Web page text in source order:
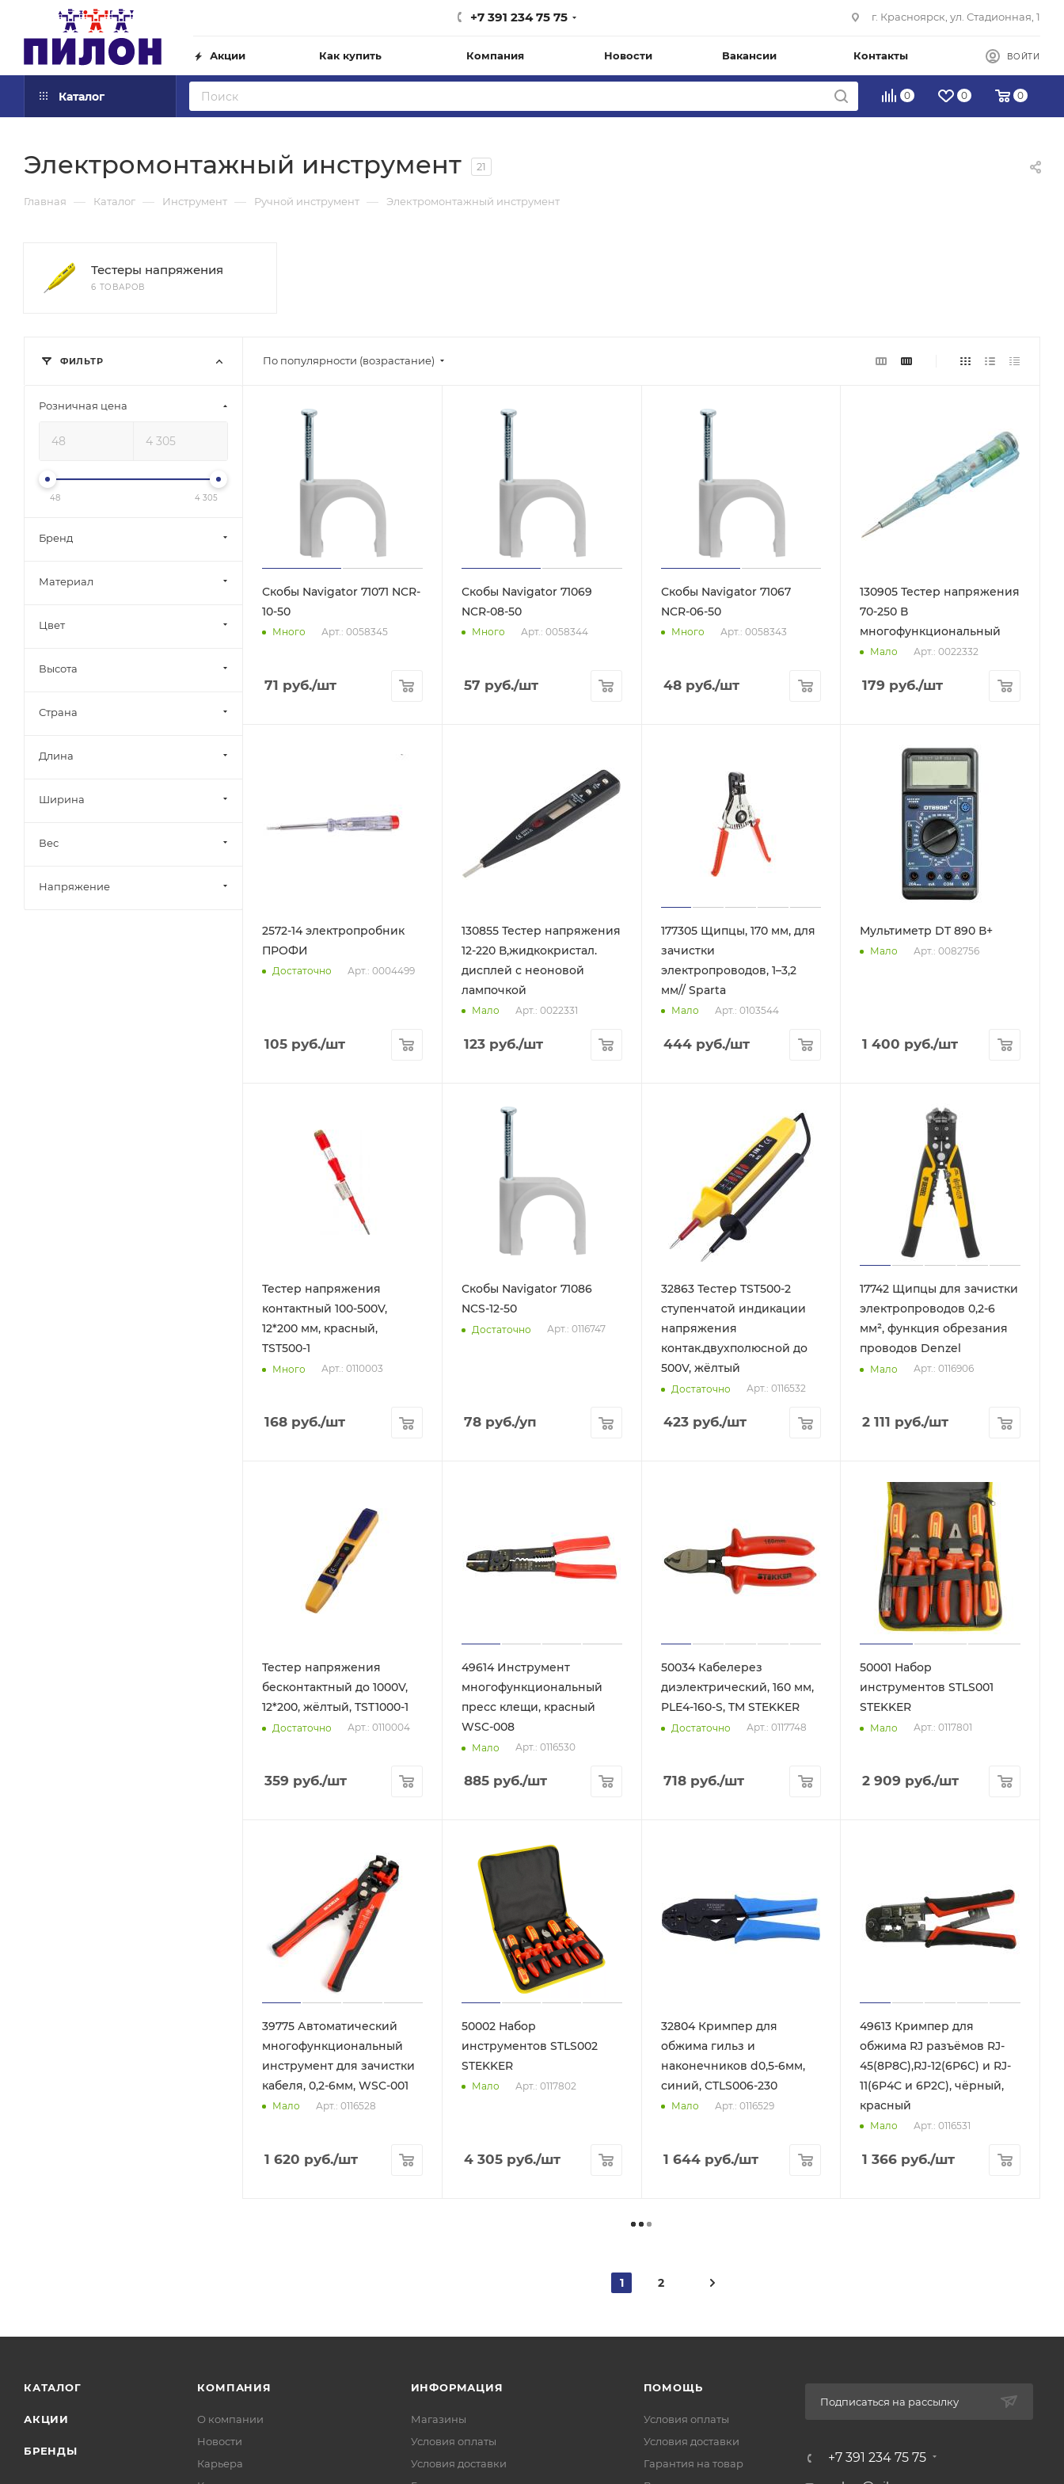
+7 391 234 75 75 г. Красноярск, ул. Стадионная, 1
Акции Как купить Компания Новости Вакансии Контакты ВОЙТИ
Каталог 0 0 0
Электромонтажный инструмент 21
Главная — Каталог — Инструмент — Ручной инструмент — Электромонтажный инструмент
Тестеры напряжения
6 ТОВАРОВ
По популярности (возрастание)
Скобы Navigator 71071 NCR-
10-50
Много Арт.: 0058345
71 руб./шт
Скобы Navigator 71069
NCR-08-50
Много Арт.: 0058344
57 руб./шт
Скобы Navigator 71067
NCR-06-50
Много Арт.: 0058343
48руб./шт
130905 Тестер напряжения
70-250 В
многофункциональный
Мало Арт.: 0022332
179 руб./шт
2572-14 электропробник
ПРОФИ
Достаточно Арт.: 0004499
105 руб./шт
130855 Тестер напряжения
12-220 В,жидкокристал.
дисплей с неоновой
лампочкой
Мало Арт.: 0022331
123руб./шт
177305 Щипцы, 170 мм, для
зачистки
электропроводов, 1–3,2
мм// Sparta
Мало Арт.: 0103544
444руб./шт
Мультиметр DT 890 В+
Мало Арт.: 0082756
1 400 руб./шт
Тестер напряжения
контактный 100-500V,
12*200 мм, красный,
TST500-1
Много Арт.: 0110003
168 руб./шт
Скобы Navigator 71086
NCS-12-50
Достаточно Арт.: 0116747
78руб./уп
32863 Тестер TST500-2
ступенчатой индикации
напряжения
контак.двухполюсной до
500V, жёлтый
Достаточно Арт.: 0116532
423руб./шт
17742 Щипцы для зачистки
электропроводов 0,2-6
мм², функция обрезания
проводов Denzel
Мало Арт.: 0116906
2 111 руб./шт
Тестер напряжения
бесконтактный до 1000V,
12*200, жёлтый, TST1000-1
Достаточно Арт.: 0110004
359 руб./шт
49614 Инструмент
многофункциональный
пресс клещи, красный
WSC-008
Мало Арт.: 0116530
885руб./шт
50034 Кабелерез
диэлектрический, 160 мм,
PLE4-160-S, TM STEKKER
Достаточно Арт.: 0117748
718руб./шт
50001 Набор
инструментов STLS001
STEKKER
Мало Арт.: 0117801
2 909 руб./шт
39775 Автоматический
многофункциональный
инструмент для зачистки
кабеля, 0,2-6мм, WSC-001
Мало Арт.: 0116528
1 620 руб./шт
50002 Набор
инструментов STLS002
STEKKER
Мало Арт.: 0117802
4 305руб./шт
32804 Кримпер для
обжима гильз и
наконечников d0,5-6мм,
синий, CTLS006-230
Мало Арт.: 0116529
1 644руб./шт
49613 Кримпер для
обжима RJ разъёмов RJ-
45(8P8C),RJ-12(6P6C) и RJ-
11(6P4C и 6P2C), чёрный,
красный
Мало Арт.: 0116531
1 366 руб./шт
1 2
ФИЛЬТР
Розничная цена
48 4 305
Бренд
Материал
Цвет
Высота
Страна
Длина
Ширина
Вес
Напряжение
КАТАЛОГ
АКЦИИ
БРЕНДЫ
КОМПАНИЯ
О компании
Новости
Карьера
ИНФОРМАЦИЯ
Магазины
Условия оплаты
Условия доставки
ПОМОЩЬ
Условия оплаты
Условия доставки
Гарантия на товар
Подписаться на рассылку
+7 391 234 75 75